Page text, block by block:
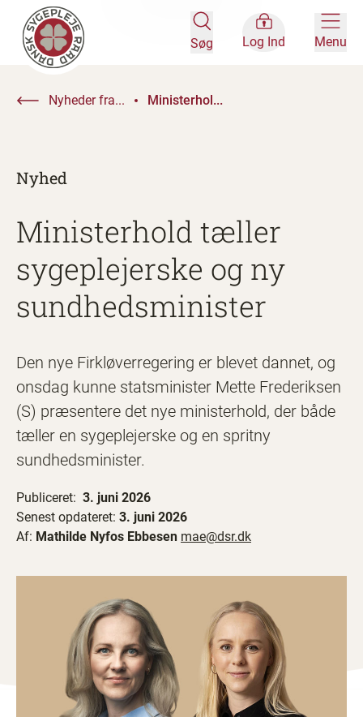
Søg Log Ind Menu
Nyheder fra... Ministerhol...
Nyhed
Ministerhold tæller
sygeplejerske og ny
sundhedsminister
Den nye Firkløverregering er blevet dannet, og
onsdag kunne statsminister Mette Frederiksen
(S) præsentere det nye ministerhold, der både
tæller en sygeplejerske og en spritny
sundhedsminister.
Publiceret: 3. juni 2026
Senest opdateret: 3. juni 2026
Af: Mathilde Nyfos Ebbesen mae@dsr.dk